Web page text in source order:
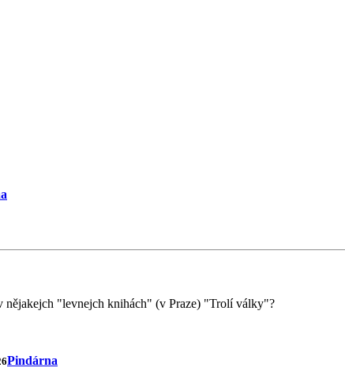
nějakejch "levnejch knihách" (v Praze) "Trolí války"?
Pindárna